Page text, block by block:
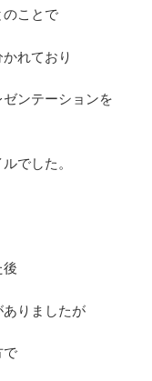
のことで
れており
ンテーションを
でした。
後
りましたが
で